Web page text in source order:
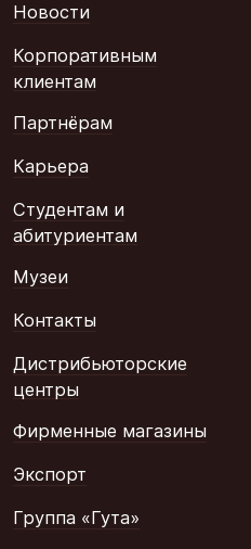
Новости
Корпоративным
клиентам
Партнёрам
Карьера
Студентам и
абитуриентам
Музеи
Контакты
Дистрибьюторские
центры
Фирменные магазины
Экспорт
Группа «Гута»